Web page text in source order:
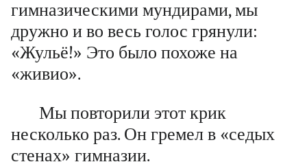
гимназическими мундирами, мы
дружно и во весь голос грянули:
«Жульё!» Это было похоже на
«живио».
Мы повторили этот крик
несколько раз. Он гремел в «седых
стенах» гимназии.